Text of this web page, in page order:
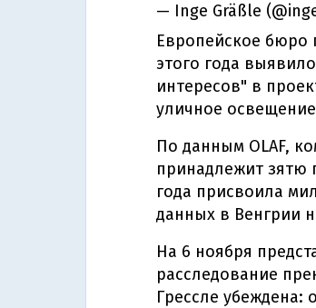
— Inge Gräßle
Европейское бюро
этого года
интересов" в
уличное
По данным OLAF,
принадлежит зятю
года присвоила
данных в Венгрии
На 6 ноября
расследование
Грессле убеждена: